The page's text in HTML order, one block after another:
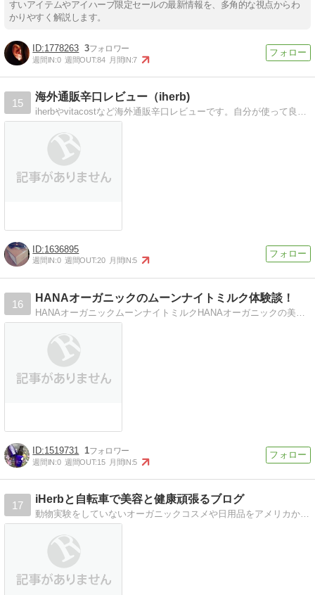
すいアイテムやアイハーブ限定セールの最新情報を、多角的な視点からわ
かりやすく解説します。
1778263 3
週間IN:0 週間OUT:84 月間IN:7
15
海外通販辛口レビュー（iherb)
1636895
週間IN:0 週間OUT:20 月間IN:5
16
HANAオーガニックのムーンナイトミルク体験談！
1519731 1
週間IN:0 週間OUT:15 月間IN:5
17
iHerbと自転車で美容と健康頑張るブログ
動物実験をしていないオーガニックコスメや日用品をアメリカから個人輸入しています。ロードバイク乗ります！